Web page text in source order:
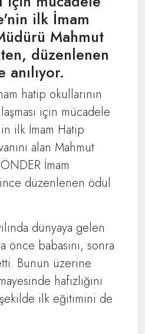
ilk İmam
Mahmut
düzenlenen
hatip okullarının
için mücadele
ilk İmam Hatip
alan Mahmut
İmam
düzenlenen ödül
dünyaya gelen
önce babasını, sonra
Bunun üzerine
hafızlığını
ilk eğitimini de